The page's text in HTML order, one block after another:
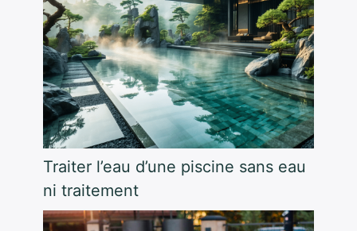
Traiter l’eau d’une piscine sans eau
ni traitement